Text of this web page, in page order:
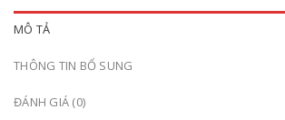
MÔ TẢ
THÔNG TIN BỔ SUNG
ĐÁNH GIÁ (0)